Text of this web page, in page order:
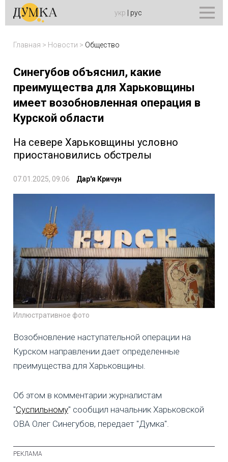
укр рус
Главная > Новости > Общество
Синегубов объяснил, какие
преимущества для Харьковщины
имеет возобновленная операция в
Курской области
На севере Харьковщины условно
приостановились обстрелы
07.01.2025, 09:06 Дар'я Кричун
Иллюстративное фото
Возобновление наступательной операции на
Курском направлении дает определенные
преимущества для Харьковщины.
Об этом в комментарии журналистам
"Суспильному" сообщил начальник Харьковской
ОВА Олег Синегубов, передает "Думка".